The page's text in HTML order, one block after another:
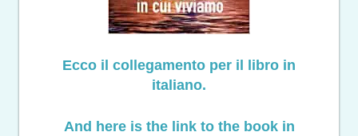
Ecco il collegamento per il libro in
italiano.
And here is the link to the book in